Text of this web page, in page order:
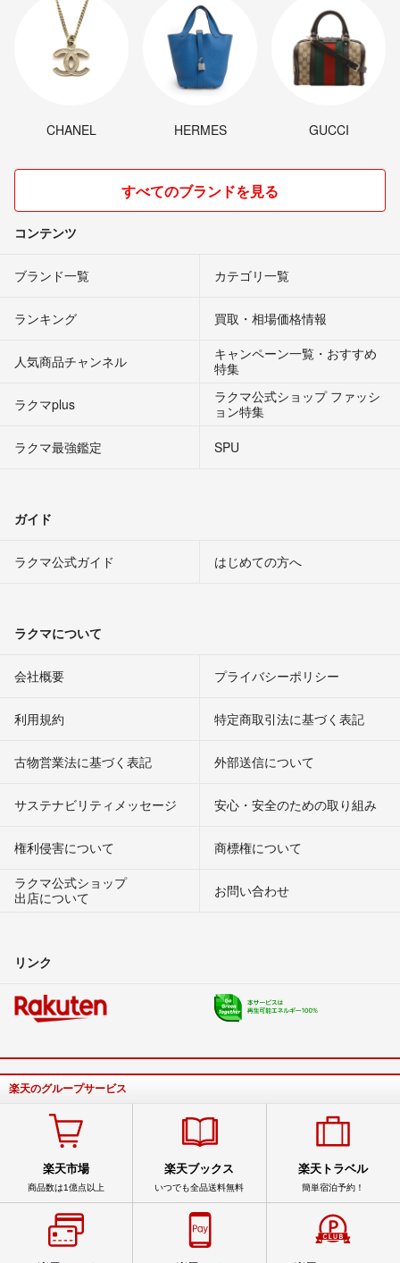
CHANEL HERMES GUCCI
すべてのブランドを見る
コンテンツ
ブランド一覧 カテゴリ一覧
ランキング 買取・相場価格情報
人気商品チャンネル
キャンペーン一覧・おすすめ
特集
ラクマplus
ラクマ公式ショップ ファッシ
ョン特集
ラクマ最強鑑定
SPU
ガイド
ラクマ公式ガイド はじめての方へ
ラクマについて
会社概要 プライバシーポリシー
利用規約 特定商取引法に基づく表記
古物営業法に基づく表記 外部送信について
サステナビリティメッセージ 安心・安全のための取り組み
権利侵害について
商標権について
ラクマ公式ショップ
出店について
お問い合わせ
リンク
楽天のグループサービス
楽天市場
商品数は1億点以上
楽天ブックス
いつでも全品送料無料
楽天トラベル
簡単宿泊予約！